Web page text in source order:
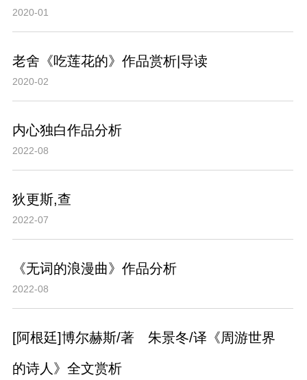
2020-01
老舍《吃莲花的》作品赏析|导读
2020-02
内心独白作品分析
2022-08
狄更斯,查
2022-07
《无词的浪漫曲》作品分析
2022-08
[阿根廷]博尔赫斯/著 朱景冬/译《周游世界
的诗人》全文赏析